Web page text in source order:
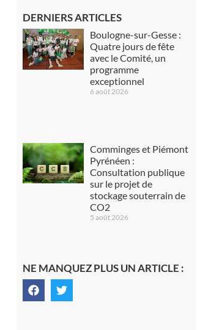
DERNIERS ARTICLES
Boulogne-sur-Gesse :
Quatre jours de fête
avec le Comité, un
programme
exceptionnel
6 août 2026
Comminges et Piémont
Pyrénéen :
Consultation publique
sur le projet de
stockage souterrain de
CO2
5 août 2026
NE MANQUEZ PLUS UN ARTICLE :